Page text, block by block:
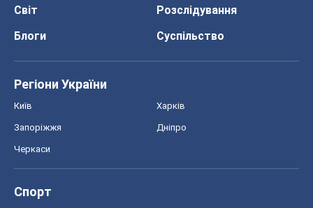
Світ
Розслідування
Блоги
Суспільство
Регіони України
Київ Харків
Запоріжжя Дніпро
Черкаси
Спорт